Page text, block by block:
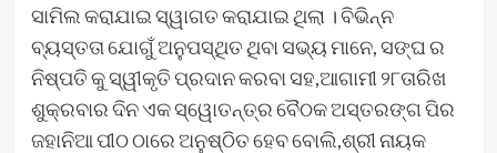
ସାମିଲ କରାଯାଇ ସ୍ୱାଗତ କରାଯାଇ ଥିଲା । ବିଭିନ୍ନ
ବ୍ୟସ୍ତତା ଯୋଗୁଁ ଅନୁପସ୍ଥିତ ଥିବା ସଭ୍ୟ ମାନେ, ସଙ୍ଘ ର
ନିଷ୍ପତି କୁ ସ୍ୱୀକୃତି ପ୍ରଦାନ କରବା ସହ,ଆଗାମୀ ୨୮ତାରିଖ
ଶୁକ୍ରବାର ଦିନ ଏକ ସ୍ୱୋତନ୍ତ୍ର ବୈଠକ ଅସ୍ତରଙ୍ଗ ପିର
ଜହାନିଆ ପୀଠ ଠାରେ ଅନୁଷ୍ଠିତ ହେବ ବୋଲି,ଶ୍ରୀ ନାୟକ